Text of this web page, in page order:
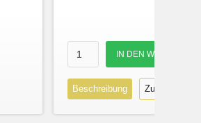
Beschreibung Zur